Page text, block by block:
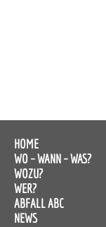
HOME
WO – WANN – WAS?
WOZU?
WER?
ABFALL ABC
NEWS